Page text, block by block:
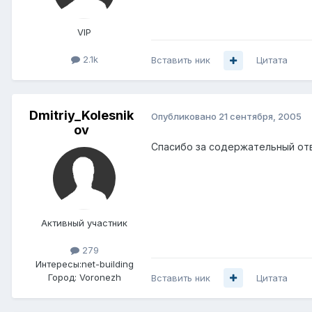
VIP
2.1k Вставить ник Цитата
Dmitriy_Kolesnik
ov
Активный участник
279
Интересы:net-building
Город: Voronezh
Опубликовано 21 сентября, 2005
Спасибо за содержательный
Вставить ник Цитата